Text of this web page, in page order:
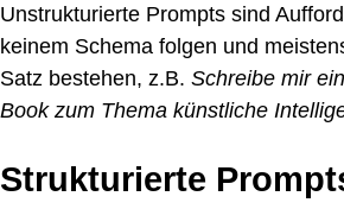
Unstrukturierte Prompts sind
keinem Schema folgen und
Satz bestehen, z.B. Schreibe mir
Book zum Thema künstliche
Strukturierte